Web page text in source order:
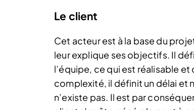
Le client
Cet acteur est à la base du
leur explique ses objectifs. Il
l’équipe, ce qui est réalisable
complexité, il définit un délai et
n’existe pas. Il est par